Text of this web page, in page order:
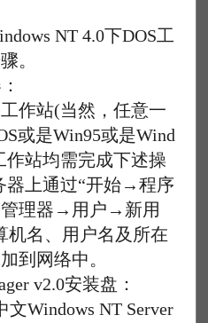
NT 4.0下DOS工
。
站(当然，任意一
或是Win95或是Wind
作站均需完成下述操
器上通过“开始→程序
理器→用户→新用
机名、用户名及所在
到网络中。
v2.0安装盘：
Windows NT Server